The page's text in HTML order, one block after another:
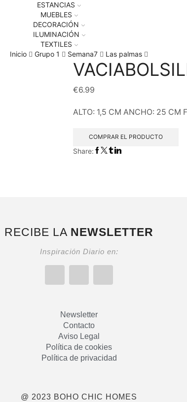
ESTANCIAS
MUEBLES
DECORACIÓN
ILUMINACIÓN
TEXTILES
Inicio
Grupo 1 Semana7 Las palmas
€6.99
ALTO: 1,5 CM ANCHO: 25 CM
COMPRAR EL PRODUCTO
Share:
RECIBE LA NEWSLETTER
Inspiración Diario en:
Newsletter
Contacto
Aviso Legal
Política de cookies
Política de privacidad
@ 2023 BOHO CHIC HOMES